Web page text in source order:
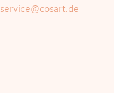
service@cosart.de